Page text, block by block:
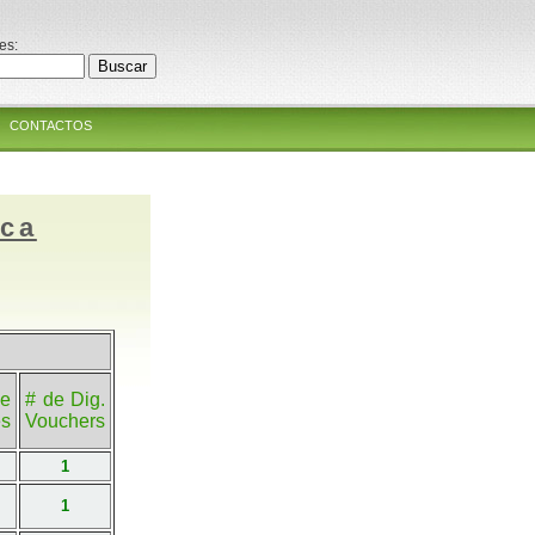
CONTACTOS
# de Dig.
Vouchers
1
1